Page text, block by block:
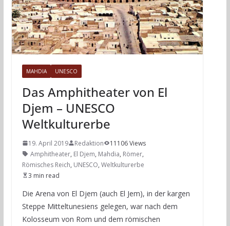
MAHDIA UNESCO
Das Amphitheater von El
Djem – UNESCO
Weltkulturerbe
19. April 2019 Redaktion
11106 Views
Amphitheater, El Djem, Mahdia, Römer,
Römisches Reich, UNESCO, Weltkulturerbe
3 min read
Die Arena von El Djem (auch El Jem), in der kargen
Steppe Mitteltunesiens gelegen, war nach dem
Kolosseum von Rom und dem römischen